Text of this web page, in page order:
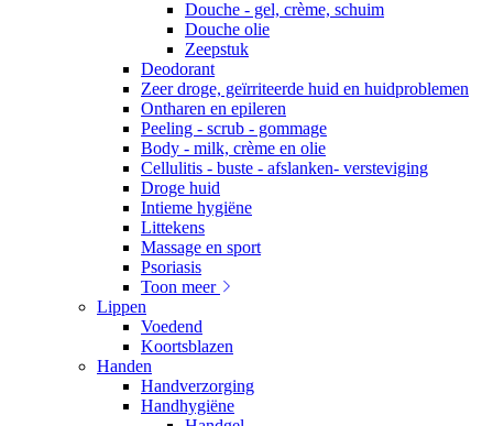
Douche - gel, crème, schuim
Douche olie
Zeepstuk
Deodorant
Zeer droge, geïrriteerde huid en huidproblemen
Ontharen en epileren
Peeling - scrub - gommage
Body - milk, crème en olie
Cellulitis - buste - afslanken- versteviging
Droge huid
Intieme hygiëne
Littekens
Massage en sport
Psoriasis
Toon meer
Lippen
Voedend
Koortsblazen
Handen
Handverzorging
Handhygiëne